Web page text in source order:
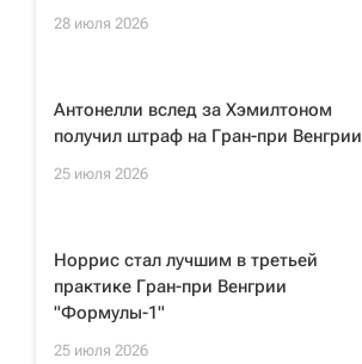
28 июля 2026
Антонелли вслед за Хэмилтоном
получил штраф на Гран-при Венгрии
25 июля 2026
Норрис стал лучшим в третьей
практике Гран-при Венгрии
"Формулы-1"
25 июля 2026